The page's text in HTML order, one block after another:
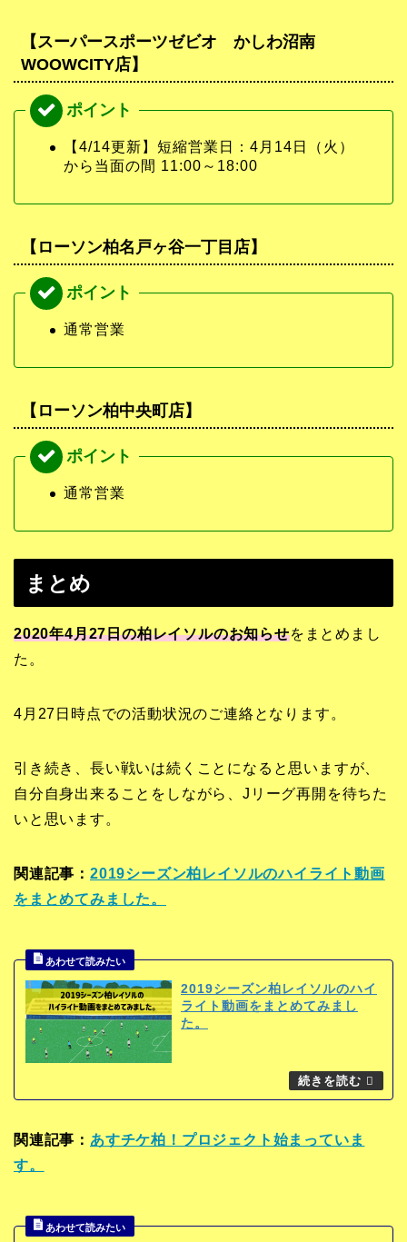
【スーパースポーツゼビオ かしわ沼南
WOOWCITY店】
【4/14更新】短縮営業日：4月14日（火）
から当面の間 11:00～18:00
【ローソン柏名戸ヶ谷一丁目店】
通常営業
【ローソン柏中央町店】
通常営業
まとめ
2020年4月27日の柏レイソルのお知らせをまとめまし
た。
4月27日時点での活動状況のご連絡となります。
引き続き、長い戦いは続くことになると思いますが、
自分自身出来ることをしながら、Jリーグ再開を待ちた
いと思います。
関連記事： 2019シーズン柏レイソルのハイライト動画
をまとめてみました。
2019シーズン柏レイソルのハイ
ライト動画をまとめてみまし
た。
関連記事： あすチケ柏！プロジェクト始まっていま
す。